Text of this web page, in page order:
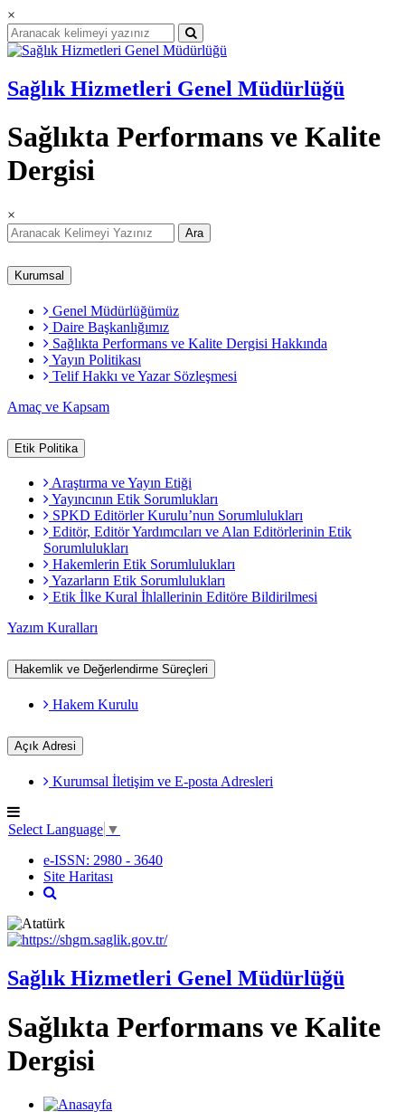
×
Sağlık Hizmetleri Genel Müdürlüğü
Sağlıkta Performans ve Kalite
Dergisi
×
Ara
Kurumsal
Genel Müdürlüğümüz
Daire Başkanlığımız
Sağlıkta Performans ve Kalite Dergisi Hakkında
Yayın Politikası
Telif Hakkı ve Yazar Sözleşmesi
Amaç ve Kapsam
Etik Politika
Araştırma ve Yayın Etiği
Yayıncının Etik Sorumlukları
SPKD Editörler Kurulu’nun Sorumlulukları
Editör, Editör Yardımcıları ve Alan Editörlerinin Etik
Sorumlulukları
Hakemlerin Etik Sorumlulukları
Yazarların Etik Sorumlulukları
Etik İlke Kural İhlallerinin Editöre Bildirilmesi
Yazım Kuralları
Hakemlik ve Değerlendirme Süreçleri
Hakem Kurulu
Açık Adresi
Kurumsal İletişim ve E-posta Adresleri
Select Language ▼
e-ISSN: 2980 - 3640
Site Haritası
Sağlık Hizmetleri Genel Müdürlüğü
Sağlıkta Performans ve Kalite
Dergisi